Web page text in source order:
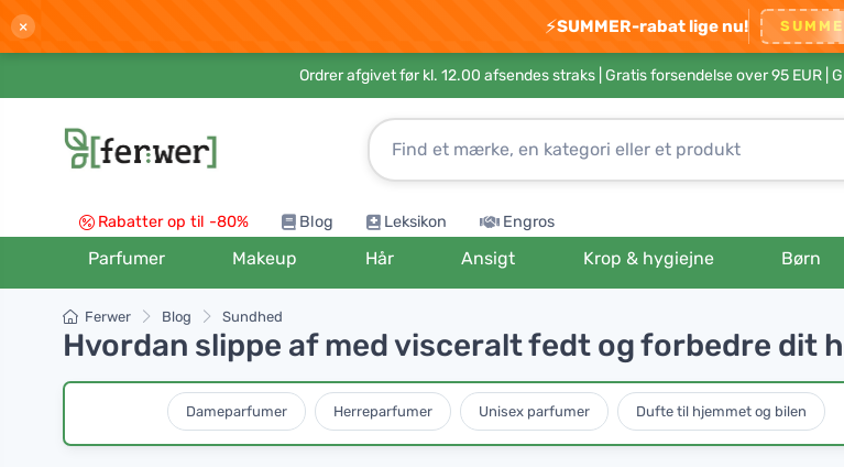
× ⚡SUMMER-rabat lige nu!
Ordrer afgivet før kl. 12.00 afsendes straks | Gratis forsendelse over 95 EUR |
Rabatter op til -80% Blog Leksikon Engros
Parfumer Makeup Hår Ansigt Krop & hygiejne Børn
Ferwer Blog Sundhed
Hvordan slippe af med visceralt fedt og forbedre dit
Dameparfumer Herreparfumer Unisex parfumer Dufte til hjemmet og bilen